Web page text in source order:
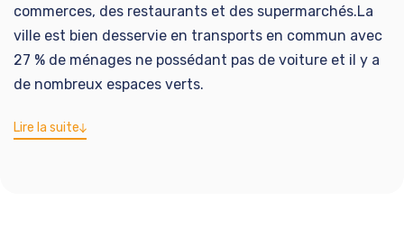
commerces, des restaurants et des supermarchés.La
ville est bien desservie en transports en commun avec
27 % de ménages ne possédant pas de voiture et il y a
de nombreux espaces verts.
Lire la suite